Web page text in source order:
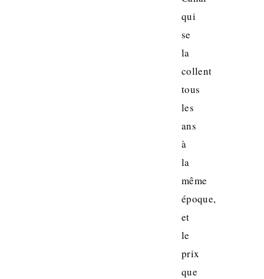
qui
se
la
collent
tous
les
ans
à
la
même
époque,
et
le
prix
que